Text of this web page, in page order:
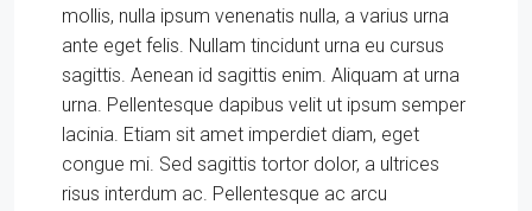
mollis, nulla ipsum venenatis nulla, a varius urna
ante eget felis. Nullam tincidunt urna eu cursus
sagittis. Aenean id sagittis enim. Aliquam at urna
urna. Pellentesque dapibus velit ut ipsum semper
lacinia. Etiam sit amet imperdiet diam, eget
congue mi. Sed sagittis tortor dolor, a ultrices
risus interdum ac. Pellentesque ac arcu